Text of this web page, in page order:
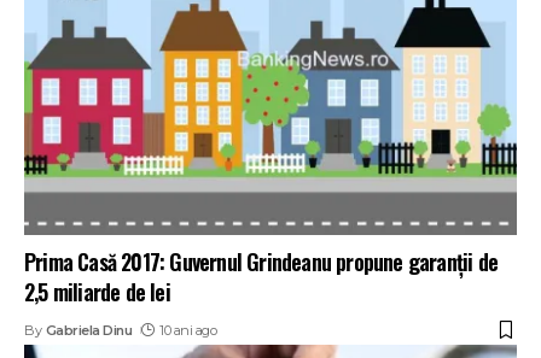
Prima Casă 2017: Guvernul Grindeanu propune garanţii de
2,5 miliarde de lei
By Gabriela Dinu 10 ani ago